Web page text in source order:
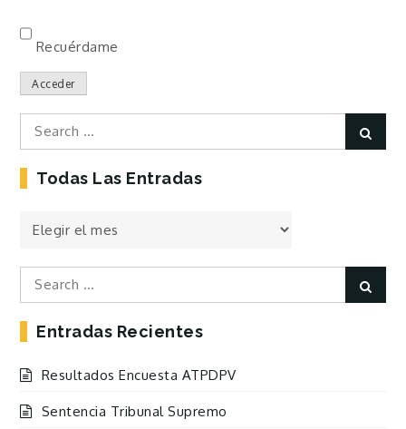
Recuérdame
Acceder
Search
for:
Todas Las Entradas
Todas
Entradas
Search
for:
Entradas Recientes
Resultados Encuesta ATPDPV
Sentencia Tribunal Supremo